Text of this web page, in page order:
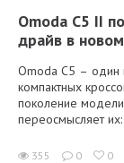
Omoda C5 II
драйв в
Omoda C5 – один
компактных
поколение
переосмысляет
355 0 0